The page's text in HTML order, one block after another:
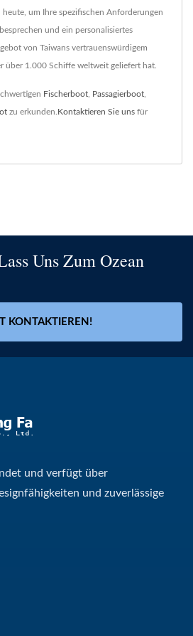
um Ihre spezifischen Anforderungen
und ein personalisiertes
von Taiwans vertrauenswürdigem
über 1.000 Schiffe weltweit geliefert hat.
Fischerboot Passagierboot
zu erkunden. Kontaktieren Sie uns für
Uns Zum Ozean
KONTAKTIEREN!
und verfügt über
und zuverlässige